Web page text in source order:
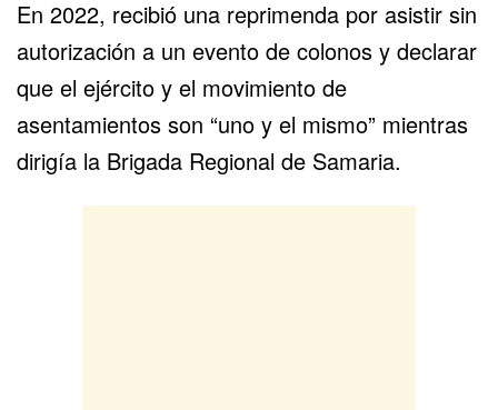
En 2022, recibió una reprimenda por asistir sin
autorización a un evento de colonos y declarar
que el ejército y el movimiento de
asentamientos son “uno y el mismo” mientras
dirigía la Brigada Regional de Samaria.